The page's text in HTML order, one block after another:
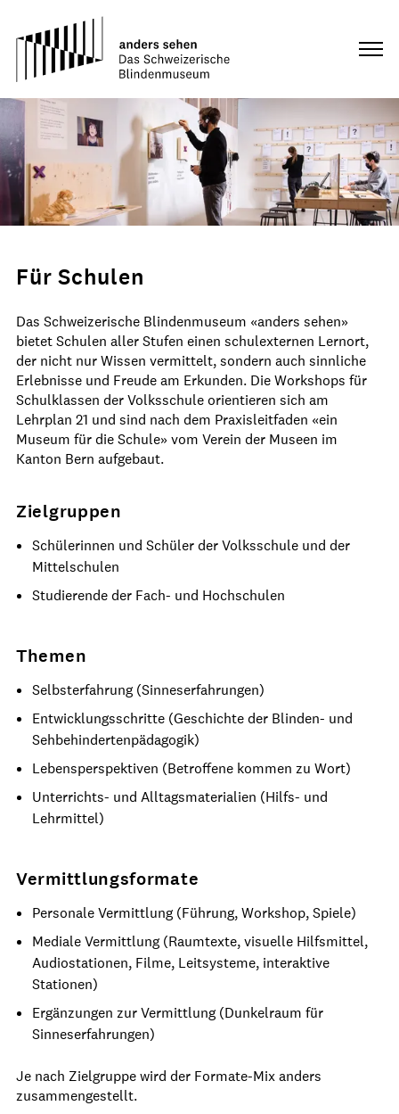
Für Schulen
Das Schweizerische Blindenmuseum «anders sehen»
bietet Schulen aller Stufen einen schulexternen Lernort,
der nicht nur Wissen vermittelt, sondern auch sinnliche
Erlebnisse und Freude am Erkunden. Die Workshops für
Schulklassen der Volksschule orientieren sich am
Lehrplan 21 und sind nach dem Praxisleitfaden «ein
Museum für die Schule» vom Verein der Museen im
Kanton Bern aufgebaut.
Zielgruppen
Schülerinnen und Schüler der Volksschule und der
Mittelschulen
Studierende der Fach- und Hochschulen
Themen
Selbsterfahrung (Sinneserfahrungen)
Entwicklungsschritte (Geschichte der Blinden- und
Sehbehindertenpädagogik)
Lebensperspektiven (Betroffene kommen zu Wort)
Unterrichts- und Alltagsmaterialien (Hilfs- und
Lehrmittel)
Vermittlungsformate
Personale Vermittlung (Führung, Workshop, Spiele)
Mediale Vermittlung (Raumtexte, visuelle Hilfsmittel,
Audiostationen, Filme, Leitsysteme, interaktive
Stationen)
Ergänzungen zur Vermittlung (Dunkelraum für
Sinneserfahrungen)
Je nach Zielgruppe wird der Formate-Mix anders
zusammengestellt.